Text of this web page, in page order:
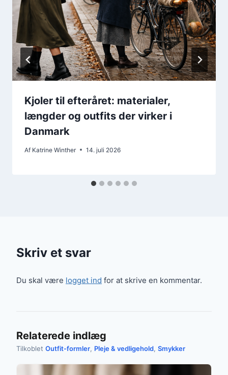
Kjoler til efteråret: materialer,
længder og outfits der virker i
Danmark
Af Katrine Winther 14. juli 2026
Skriv et svar
Du skal være logget ind for at skrive en kommentar.
Relaterede indlæg
Tilkoblet Outfit-formler, Pleje & vedligehold, Smykker